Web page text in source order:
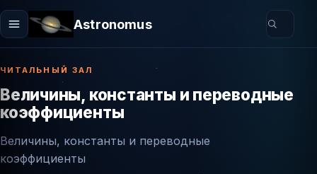
Astronomus
ЧИТАЛЬНЫЙ ЗАЛ
Величины, константы и переводные
коэффициенты
Величины, константы и переводные
коэффициенты